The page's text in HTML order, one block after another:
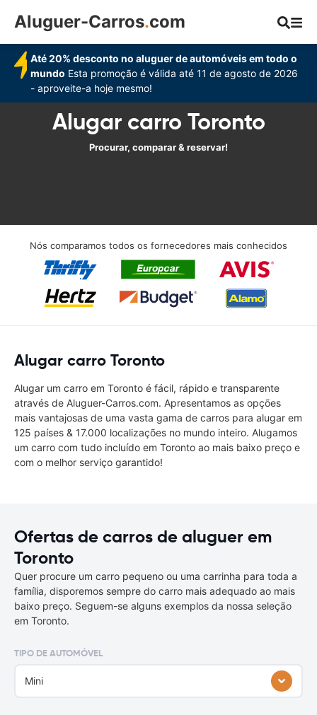
Aluguer-Carros.com
Até 20% desconto no aluguer de automóveis em todo o
mundo Esta promoção é válida até 11 de agosto de 2026
- aproveite-a hoje mesmo!
Alugar carro Toronto
Procurar, comparar & reservar!
Nós comparamos todos os fornecedores mais conhecidos
Alugar carro Toronto
Alugar um carro em Toronto é fácil, rápido e transparente
através de Aluguer-Carros.com. Apresentamos as opções
mais vantajosas de uma vasta gama de carros para alugar em
125 países & 17.000 localizações no mundo inteiro. Alugamos
um carro com tudo incluído em Toronto ao mais baixo preço e
com o melhor serviço garantido!
Ofertas de carros de aluguer em
Toronto
Quer procure um carro pequeno ou uma carrinha para toda a
família, disporemos sempre do carro mais adequado ao mais
baixo preço. Seguem-se alguns exemplos da nossa seleção
em Toronto.
TIPO DE AUTOMÓVEL
Mini